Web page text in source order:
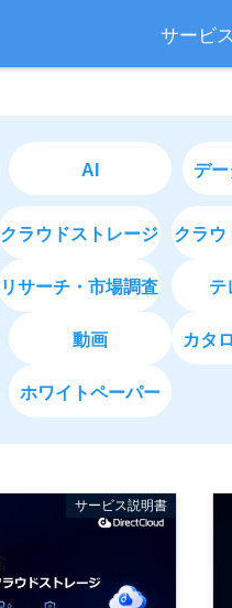
サービ
AI デ
クラウドストレージ クラウ
リサーチ・市場調査 テ
動画 カタ
ホワイトペーパー
サービス説明書